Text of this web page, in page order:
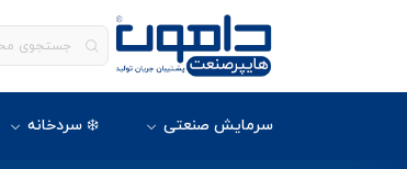
سرمایش صنعتی ❄️ سردخانه